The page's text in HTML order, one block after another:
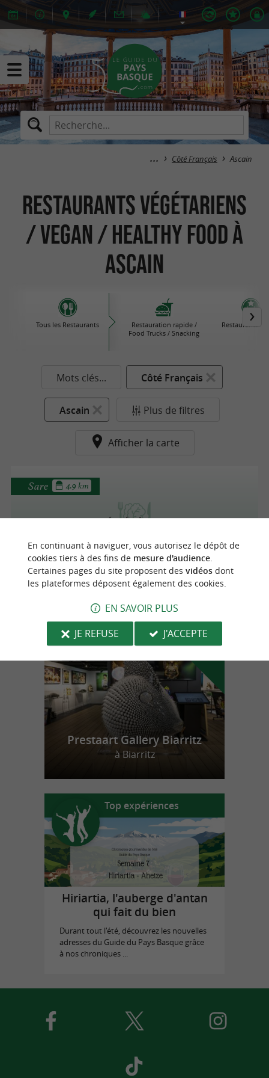
Côté Français Ascain
Restaurants Végétariens
/ Vegan / Healthy Food à
Ascain
Tous les Restaurants
Restauration rapide /
Food Trucks / Snacking
Restaurants
Mots clés... Côté Français
Ascain Plus de filtres
Afficher la carte
100% végétalien, cuisine maison, naturelle,
saisonnière et locale
Sare 4.9 km
n
o
t
r
e
c
o
u
p
d
e
c
o
e
u
r
Prestaart Gallery Biarritz
à Biarritz
Top expériences
Hiriartia, l'auberge d'antan
qui fait du bien
Durant tout l'été, découvrez les nouvelles
adresses du Guide du Pays Basque grâce
à nos chroniques ...
En continuant à naviguer, vous autorisez le dépôt de
cookies tiers à des fins de mesure d'audience.
Certaines pages du site proposent des vidéosdont
les plateformes déposent également des cookies.
EN SAVOIR PLUS
JE REFUSE
J'ACCEPTE